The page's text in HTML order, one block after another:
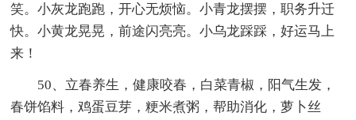
笑。小灰龙跑跑，开心无烦恼。小青龙摆摆，职务升迁
快。小黄龙晃晃，前途闪亮亮。小乌龙踩踩，好运马上
来！
50、立春养生，健康咬春，白菜青椒，阳气生发，
春饼馅料，鸡蛋豆芽，粳米煮粥，帮助消化，萝卜丝